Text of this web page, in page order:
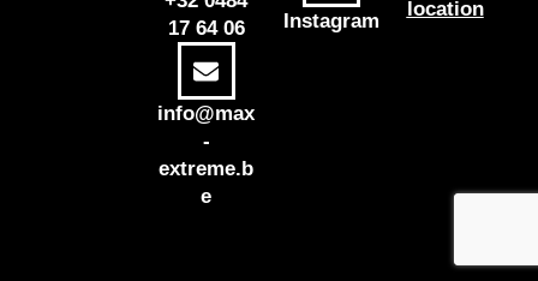
17 64 06
info@max
-
extreme.b
e
Instagram
location